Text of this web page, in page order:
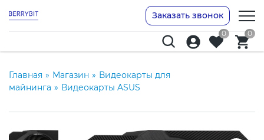
Заказать звонок
0 0
Главная » Магазин » Видеокарты для
майнинга » Видеокарты ASUS